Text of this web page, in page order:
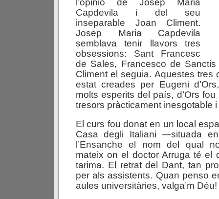
l’opinió de Josep Maria
Capdevila i del seu
inseparable Joan Climent.
Josep Maria Capdevila
semblava tenir llavors tres
obsessions: Sant Francesc
de Sales, Francesco de
Climent el seguia. Aquestes tres
estat creades per Eugeni
molts esperits del país, d’Ors
tresors pràcticament inesgotable i
El curs fou donat en un local
Casa degli Italiani —situada
l’Ensanche el nom del qual
mateix on el doctor Arruga té el
tarima. El retrat del Dant, tan
per als assistents. Quan penso
aules universitàries, valga’m Déu!